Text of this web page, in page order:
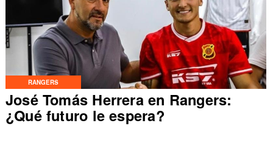
RANGERS
José Tomás Herrera en Rangers:
¿Qué futuro le espera?